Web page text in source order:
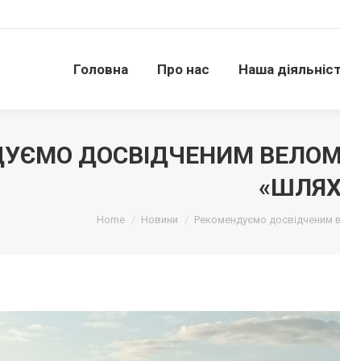
Головна Про нас Наша
ДОСВІДЧЕНИМ
Home Новини Рекомендуємо досвідченим
Головна Про нас Наша діяльність